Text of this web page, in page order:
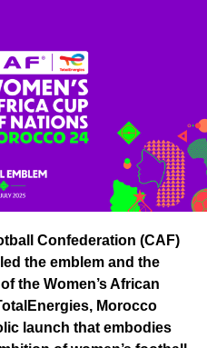
Confederation (CAF)
the emblem and the
the Women’s African
Morocco
launch that embodies